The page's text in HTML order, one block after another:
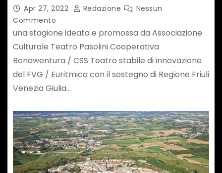
Apr 27, 2022 Redazione
Nessun
Commento
una stagione ideata e promossa da Associazione
Culturale Teatro Pasolini Cooperativa
Bonawentura / CSS Teatro stabile di innovazione
del FVG / Euritmica con il sostegno di Regione Friuli
Venezia Giulia…